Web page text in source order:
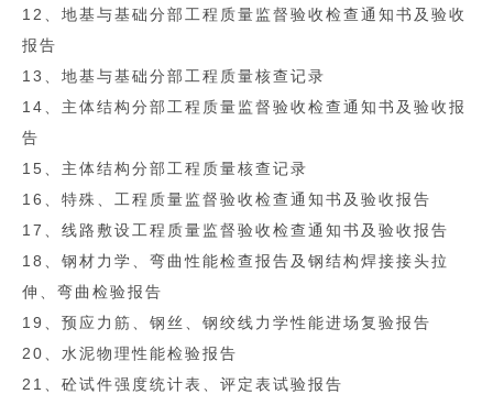
12、地基与基础分部工程质量监督验收检查通知书及验收
报告
13、地基与基础分部工程质量核查记录
14、主体结构分部工程质量监督验收检查通知书及验收报
告
15、主体结构分部工程质量核查记录
16、特殊、工程质量监督验收检查通知书及验收报告
17、线路敷设工程质量监督验收检查通知书及验收报告
18、钢材力学、弯曲性能检查报告及钢结构焊接接头拉
伸、弯曲检验报告
19、预应力筋、钢丝、钢绞线力学性能进场复验报告
20、水泥物理性能检验报告
21、砼试件强度统计表、评定表试验报告